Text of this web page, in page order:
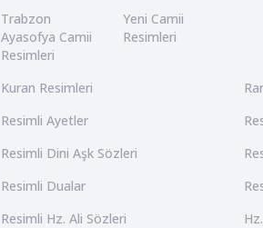
Trabzon
Ayasofya Camii
Resimleri
Yeni Camii
Resimleri
Kuran Resimleri
Resimli Ayetler
Resimli Dini Aşk Sözleri
Resimli Dualar
Resimli Hz. Ali Sözleri